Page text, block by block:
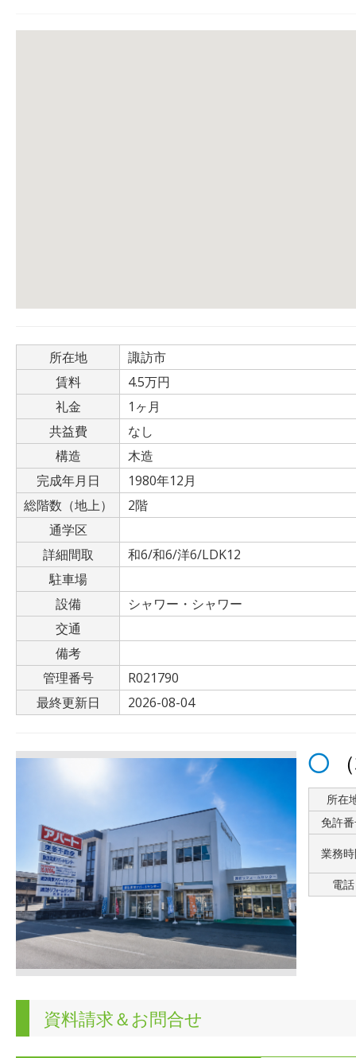
所在地
諏訪市
賃料
4.5万円
礼金
1ヶ月
共益費
なし
構造
木造
完成年月日
1980年12月
総階数（地上）
2階
通学区
詳細間取
和6/和6/洋6/LDK12
駐車場
設備
シャワー・シャワー
交通
備考
管理番号
R021790
最終更新日
2026-08-04
所在
免許
業務
電話
資料請求＆お問合せ